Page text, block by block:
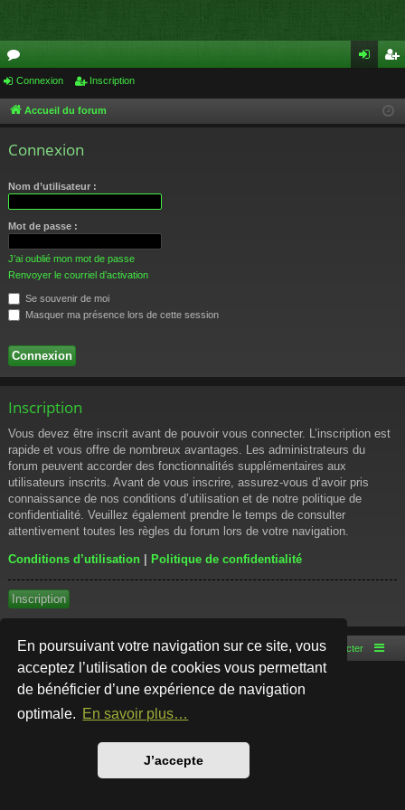
En poursuivant votre navigation sur ce site, vous
acceptez l’utilisation de cookies vous permettant
de bénéficier d’une expérience de navigation
optimale. En savoir plus…
J’accepte
or
u cri
Connexion Inscription
Accueil du forum
Connexion
Nom d’utilisateur :
Mot de passe :
J’ai oublié mon mot de passe
Renvoyer le courriel d’activation
Se souvenir de moi
Masquer ma présence lors de cette session
Inscription
Vous devez être inscrit avant de pouvoir vous connecter. L’inscription est
rapide et vous offre de nombreux avantages. Les administrateurs du
forum peuvent accorder des fonctionnalités supplémentaires aux
utilisateurs inscrits. Avant de vous inscrire, assurez-vous d’avoir pris
connaissance de nos conditions d’utilisation et de notre politique de
confidentialité. Veuillez également prendre le temps de consulter
attentivement toutes les règles du forum lors de votre navigation.
Conditions d’utilisation | Politique de confidentialité
Inscription
Accueil du forum Nous contacter
Développé parphpBB® Forum Software © phpBB Limited
Style par
Traduction française officielle